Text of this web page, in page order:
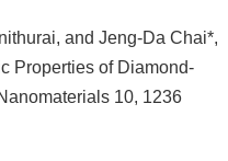
and Jeng-Da Chai*,
Properties of Diamond-
10, 1236